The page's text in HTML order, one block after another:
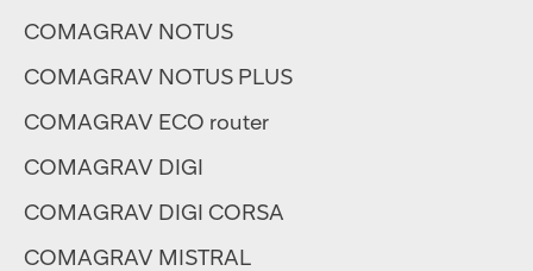
COMAGRAV NOTUS
COMAGRAV NOTUS PLUS
COMAGRAV ECO router
COMAGRAV DIGI
COMAGRAV DIGI CORSA
COMAGRAV MISTRAL